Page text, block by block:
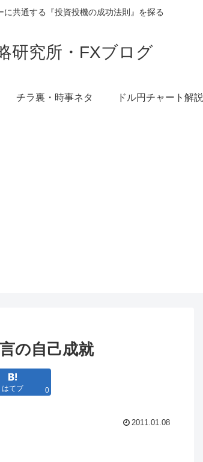
に共通する『投資投機の成功法則』を探る
研究所・FXブログ
チラ裏・時事ネタ ドル円チャート解説
の自己成就
はてブ 0
2011.01.08